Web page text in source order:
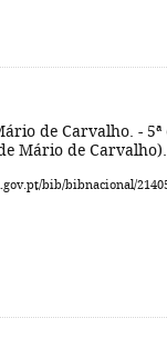
de Carvalho. - 5ª
Mário de Carvalho).
bib/bibnacional/